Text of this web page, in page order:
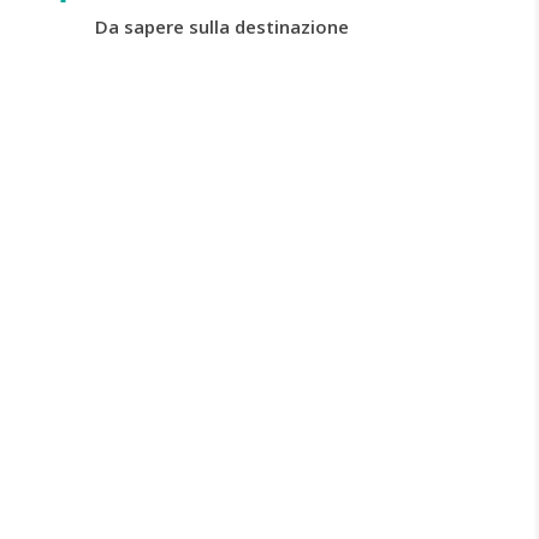
Da sapere sulla destinazione